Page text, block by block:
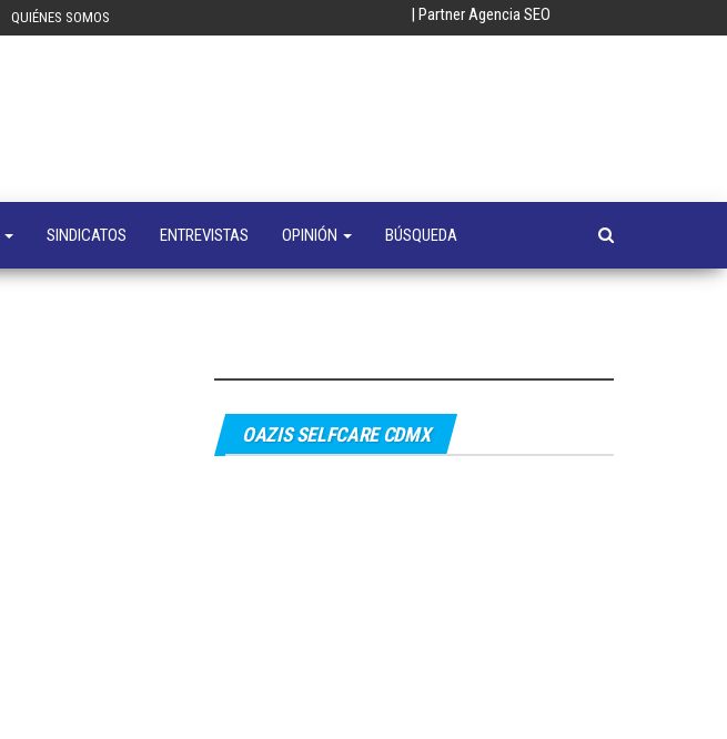
QUIÉNES SOMOS | Partner Agencia SEO
negocios
SINDICATOS ENTREVISTAS OPINIÓN BÚSQUEDA
OAZIS SELFCARE CDMX